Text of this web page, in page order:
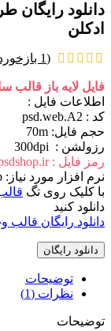
دانلود رایگان
ادکلن
(
1
فایل لایه باز قالب
اطلاعات فايل :
کد : psd.web.A2
حجم فايل: 70m
رزولشن : 300dpi
رمز فایل : mypsdshop.ir
نرم افزار مورد نياز: photoshop
با کلیک روی تگ
دانلود کنید
دانلود رایگان
دانلود رایگان
توضیحات
نظرات (1)
توضیحات